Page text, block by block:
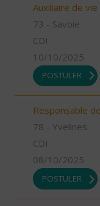
Auxiliaire de
73 - Savoie
CDI
10/10/2025
POSTULER
Responsable
78 - Yvelines
CDI
08/10/2025
POSTULER